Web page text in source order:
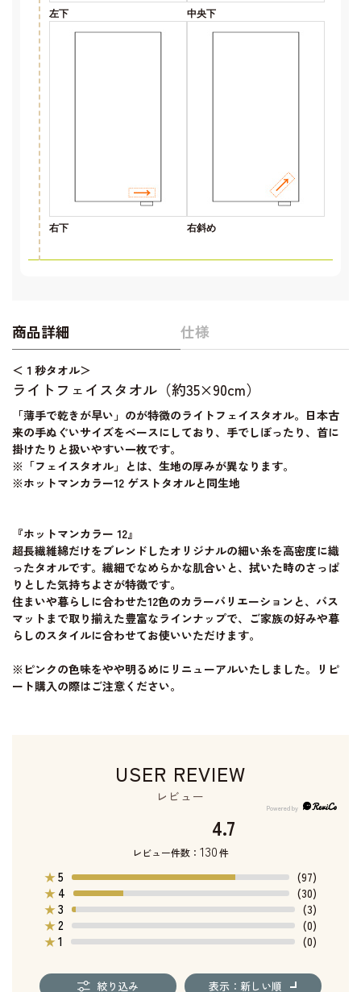
左下 中央下
右下 右斜め
商品詳細 仕様
＜１秒タオル＞
ライトフェイスタオル（約35×90cm）
「薄手で乾きが早い」のが特徴のライトフェイスタオル。日本古
来の手ぬぐいサイズをベースにしており、手でしぼったり、首に
掛けたりと扱いやすい一枚です。
※「フェイスタオル」とは、生地の厚みが異なります。
※ホットマンカラー12 ゲストタオルと同生地
『ホットマンカラー 12』
超長繊維綿だけをブレンドしたオリジナルの細い糸を高密度に織
ったタオルです。繊細でなめらかな肌合いと、拭いた時のさっぱ
りとした気持ちよさが特徴です。
住まいや暮らしに合わせた12色のカラーバリエーションと、バス
マットまで取り揃えた豊富なラインナップで、ご家族の好みや暮
らしのスタイルに合わせてお使いいただけます。
※ピンクの色味をやや明るめにリニューアルいたしました。リピ
ート購入の際はご注意ください。
USER REVIEW
レビュー
4.7
レビュー件数： 130件
★5
(97)
★ 4
(30)
★3
(3)
★2
(0)
★1 (0)
絞り込み 表示：新しい順